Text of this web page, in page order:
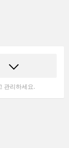
관리하세요.